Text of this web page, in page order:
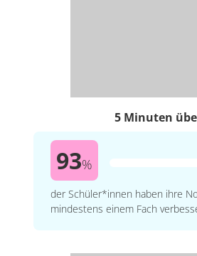
5 Minuten
93%
der Schüler*innen haben ihre
mindestens einem Fach